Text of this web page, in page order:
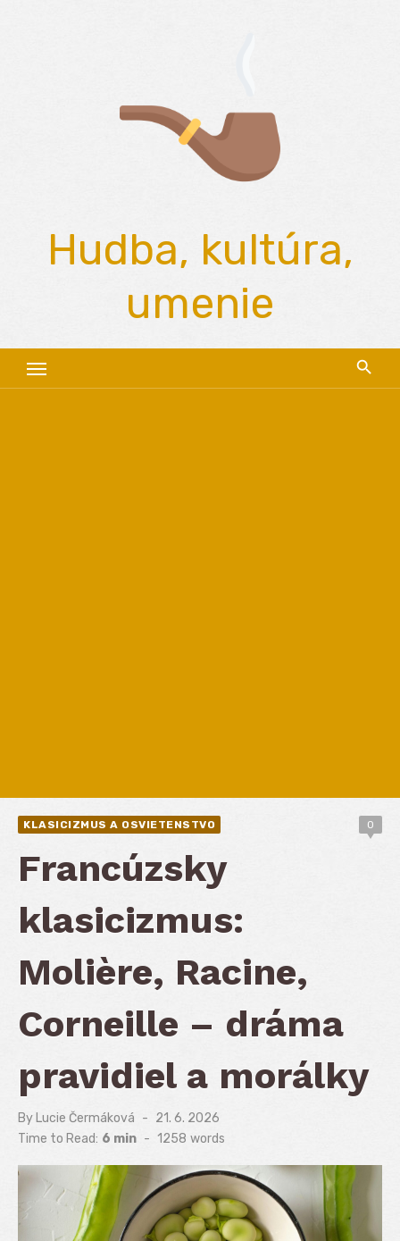
Hudba, kultúra,
umenie
KLASICIZMUS A OSVIETENSTVO 0
Francúzsky
klasicizmus:
Molière, Racine,
Corneille – dráma
pravidiel a morálky
By Lucie Čermáková
Posted
on
21. 6. 2026
Time to Read: 6 min - 1258 words